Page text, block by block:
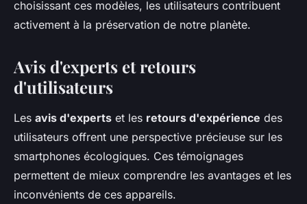
choisissant ces modèles, les utilisateurs contribuent
activement à la préservation de notre planète.
Avis d'experts et retours
d'utilisateurs
Les avis d'experts et les retours d'expérience des
utilisateurs offrent une perspective précieuse sur les
smartphones écologiques. Ces témoignages
permettent de mieux comprendre les avantages et les
inconvénients de ces appareils.